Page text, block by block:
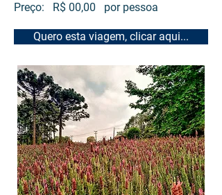
Preço: R$ 00,00 por pessoa
Quero esta viagem, clicar aqui...